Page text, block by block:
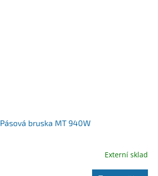
Pásová bruska MT 940W
Externí sklad